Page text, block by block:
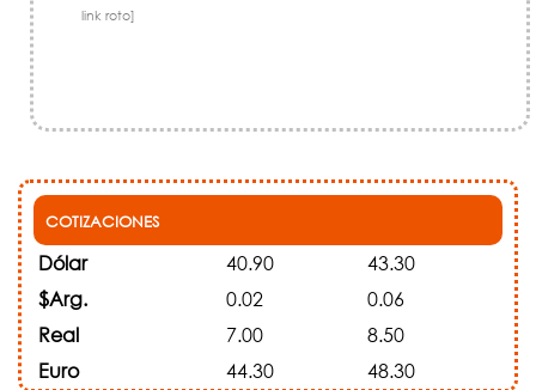
link roto]
COTIZACIONES
Dólar 40.90
43.30
$Arg.
0.02
0.06
Real
7.00
8.50
Euro
44.30 48.30